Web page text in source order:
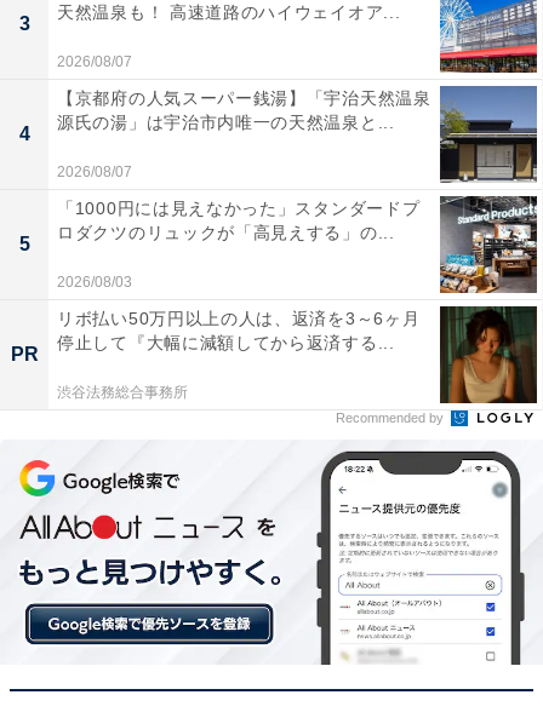
3
天然温泉も！ 高速道路のハイウェイオア...
2026/08/07
4
【京都府の人気スーパー銭湯】「宇治天然温泉
源氏の湯」は宇治市内唯一の天然温泉と...
2026/08/07
5
「1000円には見えなかった」スタンダードプ
ロダクツのリュックが「高見えする」の...
2026/08/03
PR
リボ払い50万円以上の人は、返済を3～6ヶ月
停止して『大幅に減額してから返済する...
渋谷法務総合事務所
Recommended by